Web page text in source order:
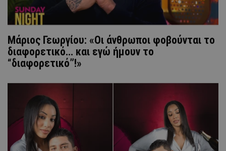
Μάριος Γεωργίου: «Οι άνθρωποι φοβούνται το
διαφορετικό… και εγώ ήμουν το
“διαφορετικό”!»